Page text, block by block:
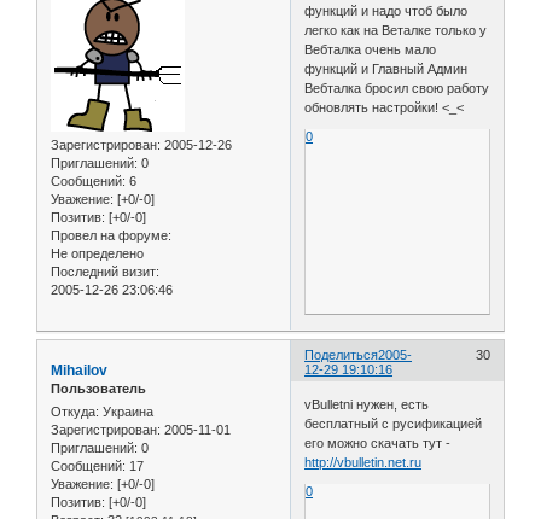
Зарегистрирован: 2005-12-26
Приглашений: 0
Сообщений: 6
Уважение: [+0/-0]
Позитив: [+0/-0]
Провел на форуме:
Не определено
Последний визит:
2005-12-26 23:06:46
функций и надо чтоб было
легко как на Веталке только у
Вебталка очень мало
функций и Главный Админ
Вебталка бросил свою работу
обновлять настройки! <_<
0
Поделиться 30
2005-
12-29 19:10:16
Mihailov
Пользователь
Откуда: Украина
Зарегистрирован: 2005-11-01
Приглашений: 0
Сообщений: 17
Уважение: [+0/-0]
Позитив: [+0/-0]
vBulletni нужен, есть
бесплатный с русификацией
его можно скачать тут -
http://vbulletin.net.ru
0